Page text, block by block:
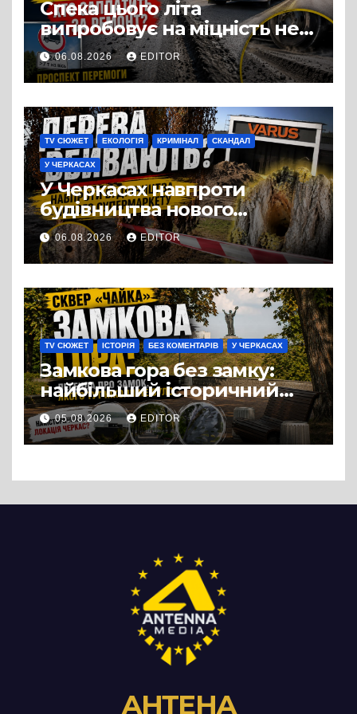
Спека цього літа
випробовує на міцність не
лише людей, а й дороги
Черкас
06.08.2026 EDITOR
TV СЮЖЕТ ЕКОЛОГІЯ КРИМІНАЛ СКАНДАЛ
У ЧЕРКАСАХ
У Черкасах навпроти
будівництва нового
супермаркету VARUS на
проспекті Перемоги всохли
дерева. І це навряд чи
можна назвати
випадковістю
06.08.2026 EDITOR
TV СЮЖЕТ ІСТОРІЯ БЕЗ КОМЕНТАРІВ У ЧЕРКАСАХ
Замкова гора без замку:
найбільший історичний
міф Черкас
05.08.2026 EDITOR
АНТЕНА